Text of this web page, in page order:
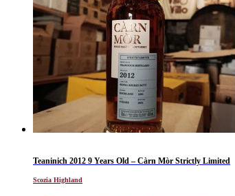
Teaninich 2012 9 Years Old – Càrn Mòr Strictly Limited
Scozia Highland